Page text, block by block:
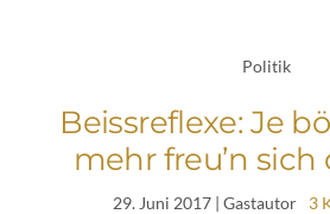
Politik
Beissreflexe: Je
mehr freu’n sich
29. Juni 2017 | Gastautor 3